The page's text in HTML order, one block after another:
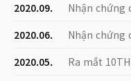
2020.09.
Nhận chứng
2020.06.
Nhận chứng
2020.05.
Ra mắt